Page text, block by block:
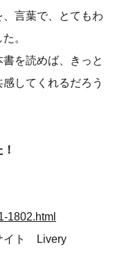
言葉で、とてもわ
。
を読めば、きっと
してくれるだろう
1802.html
イト Livery